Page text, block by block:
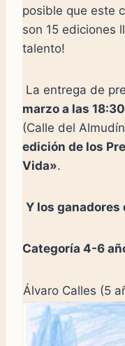
posible que este
son 15 ediciones
talento!
La entrega de
marzo a las
(Calle del
edición de los
Vida».
Y los ganadores
Categoría 4-6
Álvaro Calles (5